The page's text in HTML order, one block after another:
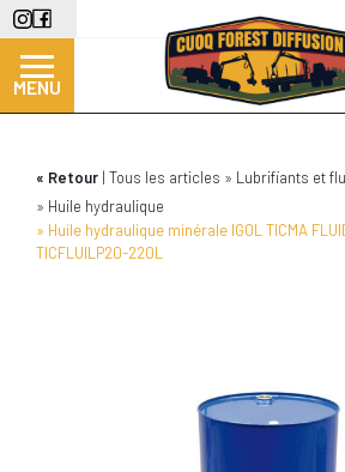
Aller
au
contenu
principal
MENU
Retour Tous les articles
Lubrifiants et
Huile hydraulique
Huile hydraulique minérale IGOL TICMA
TICFLUILP20-220L